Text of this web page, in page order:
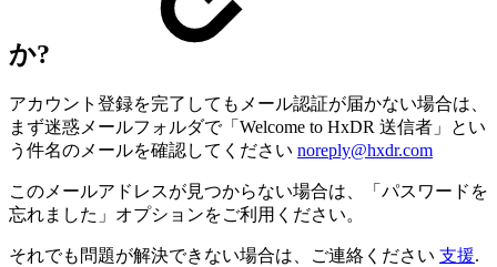
か?
アカウント登録を完了してもメール認証が届かない場合は、
まず迷惑メールフォルダで「Welcome to HxDR 送信者」とい
う件名のメールを確認してください noreply@hxdr.com
このメールアドレスが見つからない場合は、「パスワードを
忘れました」オプションをご利用ください。
それでも問題が解決できない場合は、ご連絡ください 支援.